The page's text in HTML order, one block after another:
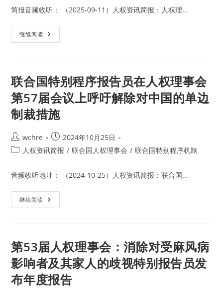
简报音频收听： （2025-09-11）人权资讯简报：人权理…
继续阅读 人
权
呼
吁
美
国
解
除
对
斯
坦
被
领
土
权
状
况
员
的
制
裁
联合国特别程序报告员在人权理事会
第57届会议上呼吁解除对中国的单边
制裁措施
Post
author:
wchre
Post
published:
2024年10月25日
Post人权资讯简报 / 联合国人权理事会 / 联合国特别程序机制
音频收听地址： （2024-10-25）人权资讯简报：联合国…
继续阅读 联
合
序
报
告
员
在
人
权
第53届人权理事会：消除对受麻风病
影响者及其家人的歧视特别报告员发
布年度报告